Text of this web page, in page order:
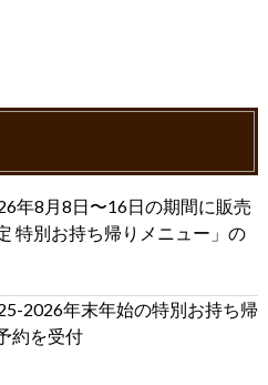
年8月8日〜16日の期間に販売
特別お持ち帰りメニュー」の
2026年末年始の特別お持ち帰
約を受付